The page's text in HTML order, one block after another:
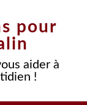
pour
aider à
!